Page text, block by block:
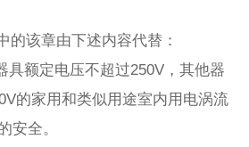
该章由下述内容代替：
额定电压不超过250V，其他器
的家用和类似用途室内用电涡流
安全。